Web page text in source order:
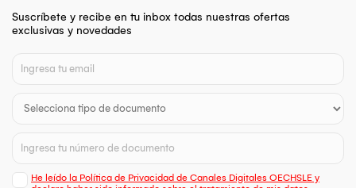
Suscríbete y recibe en tu inbox todas nuestras ofertas
exclusivas y novedades
He leído la Política de Privacidad de Canales Digitales OECHSLE y